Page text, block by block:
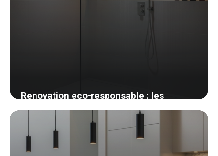
Renovation eco-responsable : les
materiaux biosources que j ai adoptes
27 mai 2026